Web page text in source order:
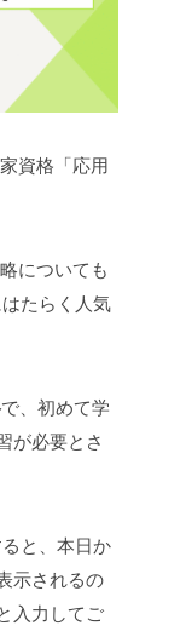
資格「応用
についても
たらく人気
で、初めて学
が必要とさ
と、本日か
示されるの
入力してご